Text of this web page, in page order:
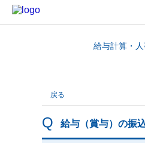
カテゴリから探す
給与計算・
戻る
給与（賞与）の振